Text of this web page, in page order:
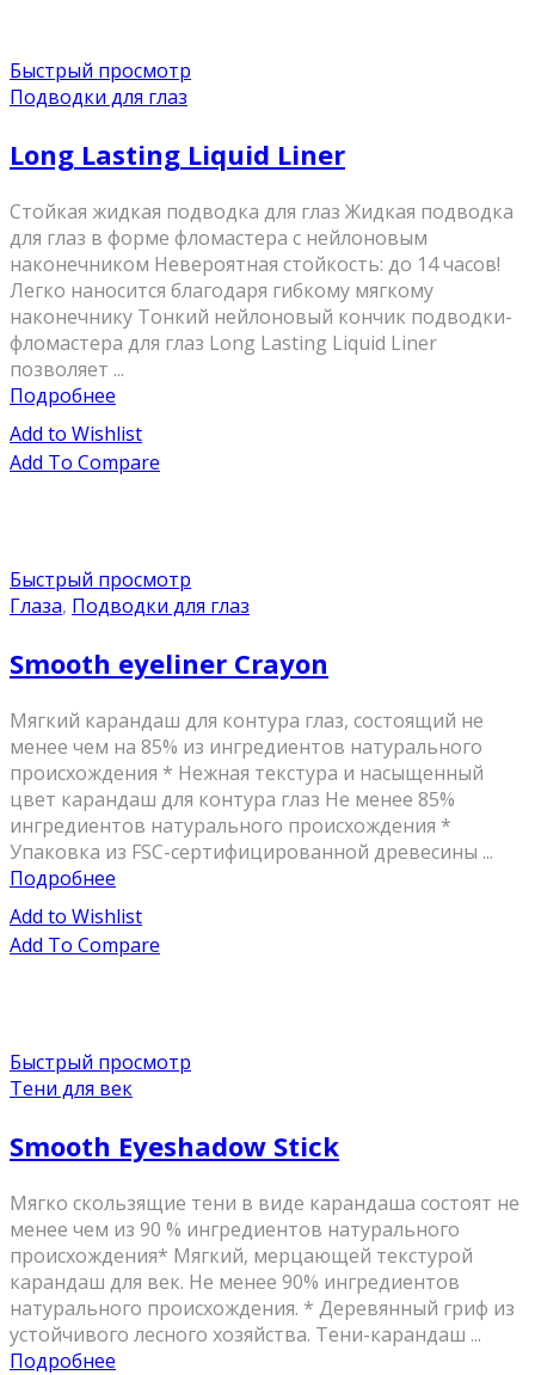
Быстрый просмотр
Подводки для глаз
Long Lasting Liquid Liner
Стойкая жидкая подводка для глаз Жидкая подводка
для глаз в форме фломастера с нейлоновым
наконечником Невероятная стойкость: до 14 часов!
Легко наносится благодаря гибкому мягкому
наконечнику Тонкий нейлоновый кончик подводки-
фломастера для глаз Long Lasting Liquid Liner
позволяет ...
Подробнее
Add to Wishlist
Add To Compare
Быстрый просмотр
Глаза, Подводки для глаз
Smooth eyeliner Crayon
Мягкий карандаш для контура глаз, состоящий не
менее чем на 85% из ингредиентов натурального
происхождения * Нежная текстура и насыщенный
цвет карандаш для контура глаз Не менее 85%
ингредиентов натурального происхождения *
Упаковка из FSC-сертифицированной древесины ...
Подробнее
Add to Wishlist
Add To Compare
Быстрый просмотр
Тени для век
Smooth Eyeshadow Stick
Мягко скользящие тени в виде карандаша состоят не
менее чем из 90 % ингредиентов натурального
происхождения* Мягкий, мерцающей текстурой
карандаш для век. Не менее 90% ингредиентов
натурального происхождения. * Деревянный гриф из
устойчивого лесного хозяйства. Тени-карандаш ...
Подробнее